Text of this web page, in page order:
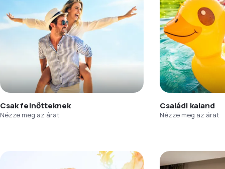
Csak felnőtteknek
Nézze meg az árat
Családi kaland
Nézze meg az árat